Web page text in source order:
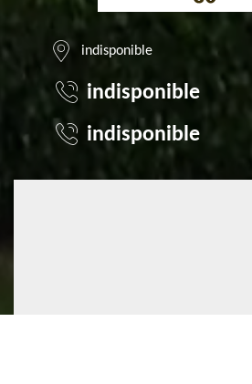
indisponible
indisponible
indisponible